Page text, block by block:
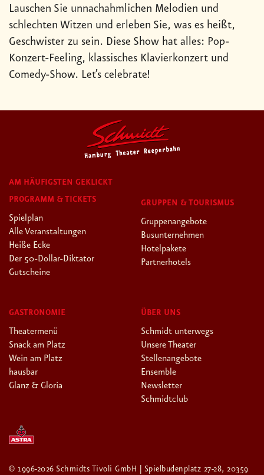
Lauschen Sie unnachahmlichen Melodien und
schlechten Witzen und erleben Sie, was es heißt,
Geschwister zu sein. Diese Show hat alles: Pop-
Konzert-Feeling, klassisches Klavierkonzert und
Comedy-Show. Let’s celebrate!
AM HÄUFIGSTEN GEKLICKT
PROGRAMM & TICKETS
Spielplan
Alle Veranstaltungen
Heiße Ecke
Der 50-Dollar-Diktator
Gutscheine
GRUPPEN & TOURISMUS
Gruppenangebote
Busunternehmen
Hotelpakete
Partnerhotels
GASTRONOMIE
Theatermenü
Snack am Platz
Wein am Platz
hausbar
Glanz & Gloria
ÜBER UNS
Schmidt unterwegs
Unsere Theater
Stellenangebote
Ensemble
Newsletter
Schmidtclub
© 1996-2026 Schmidts Tivoli GmbH | Spielbudenplatz 27-28, 20359